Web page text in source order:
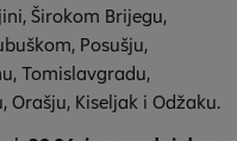
Širokom Brijegu,
Posušju,
Tomislavgradu,
Orašju, Kiseljak i Odžaku.